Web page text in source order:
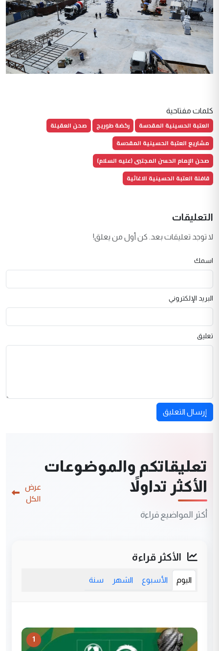
كلمات مفتاحية
العتبة الحسينية المقدسة ركضة طوريج
صحن العقيلة
مشاريع العتبة الحسينية المقدسة
صحن الإمام الحسن المجتبى (عليه السلام)
قافلة العتبة الحسينية الاغاثية
التعليقات
لا توجد تعليقات بعد. كن أول من يعلق!
اسمك
البريد الإلكتروني
تعليق
إرسال التعليق
تعليقاتكم والموضوعات
الأكثر تداولاً
أكثر المواضيع قراءة
عرض
الكل
الأكثر قراءة
اليوم الأسبوع الشهر سنة
1